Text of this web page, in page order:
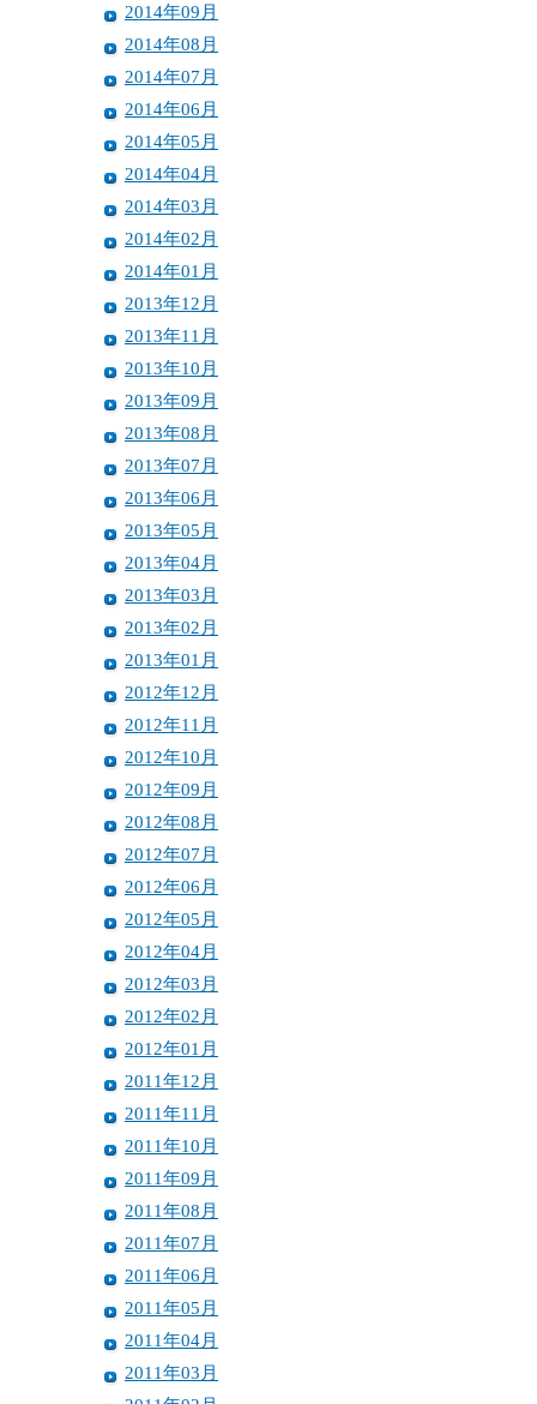
2014年09月
2014年08月
2014年07月
2014年06月
2014年05月
2014年04月
2014年03月
2014年02月
2014年01月
2013年12月
2013年11月
2013年10月
2013年09月
2013年08月
2013年07月
2013年06月
2013年05月
2013年04月
2013年03月
2013年02月
2013年01月
2012年12月
2012年11月
2012年10月
2012年09月
2012年08月
2012年07月
2012年06月
2012年05月
2012年04月
2012年03月
2012年02月
2012年01月
2011年12月
2011年11月
2011年10月
2011年09月
2011年08月
2011年07月
2011年06月
2011年05月
2011年04月
2011年03月